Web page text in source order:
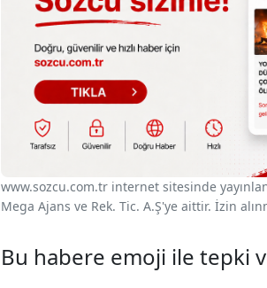
www.sozcu.com.tr internet sitesinde
Mega Ajans ve Rek. Tic. A.Ş'ye aittir. İzin
Bu habere emoji ile tepki